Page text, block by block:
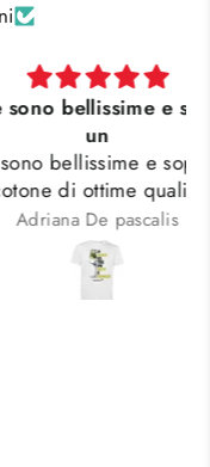
e soprattutto di
soprattutto di un